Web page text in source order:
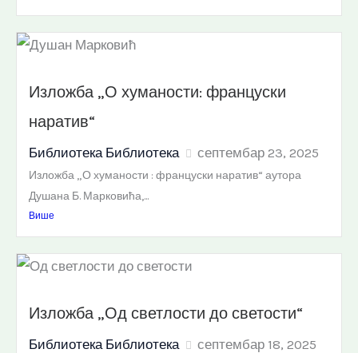
Изложба „О хуманости: француски
наратив“
Библиотека Библиотека септембар 23, 2025
Изложба „О хуманости : француски наратив“ аутора
Душана Б. Марковића,...
Више
Изложба „Од светлости до светости“
Библиотека Библиотека септембар 18, 2025